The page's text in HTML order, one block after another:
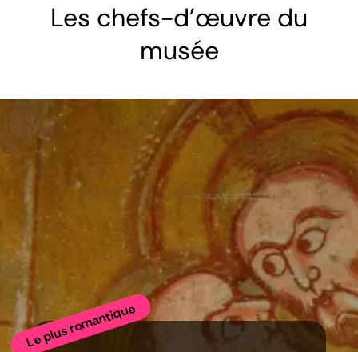
Les chefs-d'œuvre du
musée
Le plus romantique